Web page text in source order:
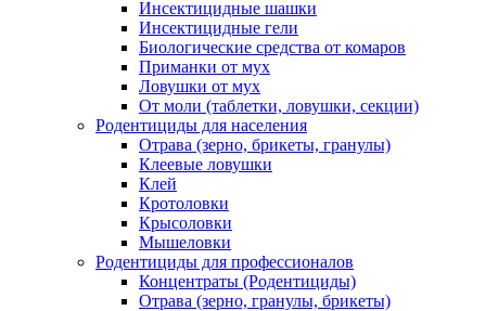
Инсектицидные шашки
Инсектицидные гели
Биологические средства от комаров
Приманки от мух
Ловушки от мух
От моли (таблетки, ловушки, секции)
Родентициды для населения
Отрава (зерно, брикеты, гранулы)
Клеевые ловушки
Клей
Кротоловки
Крысоловки
Мышеловки
Родентициды для профессионалов
Концентраты (Родентициды)
Отрава (зерно, гранулы, брикеты)